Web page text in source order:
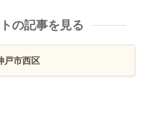
の記事を見る
戸市西区